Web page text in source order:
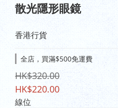
散光隱形眼鏡
香港行貨
全店，買滿$500免運費
HK$320.00
HK$220.00
線位